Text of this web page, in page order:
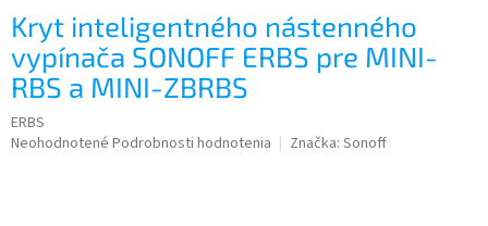
Kryt inteligentného nástenného
vypínača SONOFF ERBS pre MINI-
RBS a MINI-ZBRBS
ERBS
Priemerné
Neohodnotené Podrobnosti hodnotenia Značka: Sonoff